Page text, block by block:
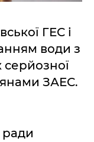
ГЕС і
води з
ЗАЕС.
ради